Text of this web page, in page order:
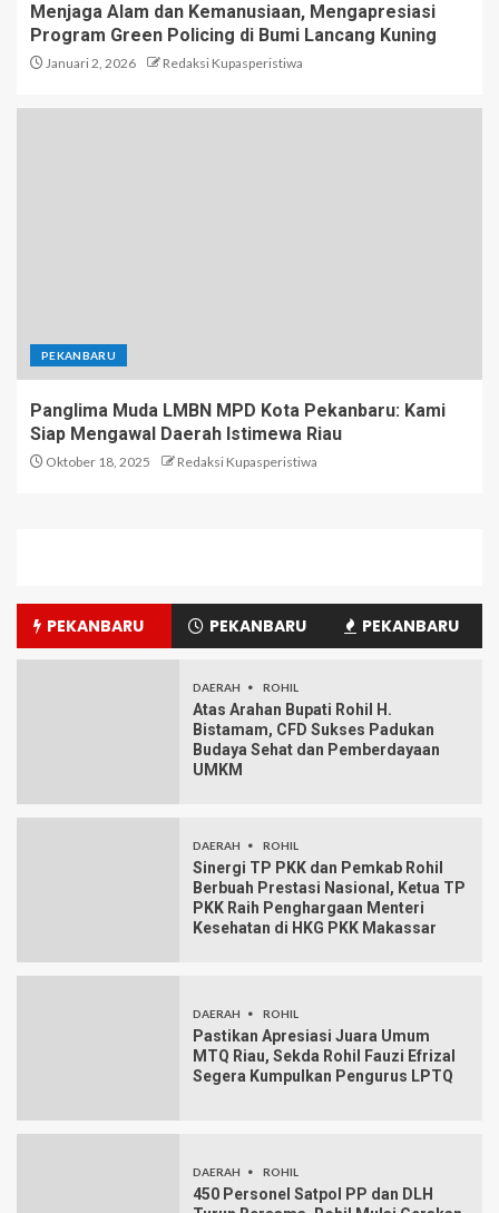
Menjaga Alam dan Kemanusiaan, Mengapresiasi
Program Green Policing di Bumi Lancang Kuning
Januari 2, 2026 Redaksi Kupasperistiwa
PEKANBARU
Panglima Muda LMBN MPD Kota Pekanbaru: Kami
Siap Mengawal Daerah Istimewa Riau
Oktober 18, 2025 Redaksi Kupasperistiwa
PEKANBARU PEKANBARU PEKANBARU
DAERAH ROHIL
Atas Arahan Bupati Rohil H.
Bistamam, CFD Sukses Padukan
Budaya Sehat dan Pemberdayaan
UMKM
DAERAH ROHIL
Sinergi TP PKK dan Pemkab Rohil
Berbuah Prestasi Nasional, Ketua TP
PKK Raih Penghargaan Menteri
Kesehatan di HKG PKK Makassar
DAERAH ROHIL
Pastikan Apresiasi Juara Umum
MTQ Riau, Sekda Rohil Fauzi Efrizal
Segera Kumpulkan Pengurus LPTQ
DAERAH ROHIL
450 Personel Satpol PP dan DLH